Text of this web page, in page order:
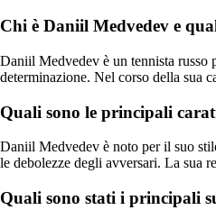
Chi è Daniil Medvedev e
Daniil Medvedev è un tennista russo
determinazione. Nel corso della sua
Quali sono le principali
Daniil Medvedev è noto per il suo
le debolezze degli avversari. La sua
Quali sono stati i principali